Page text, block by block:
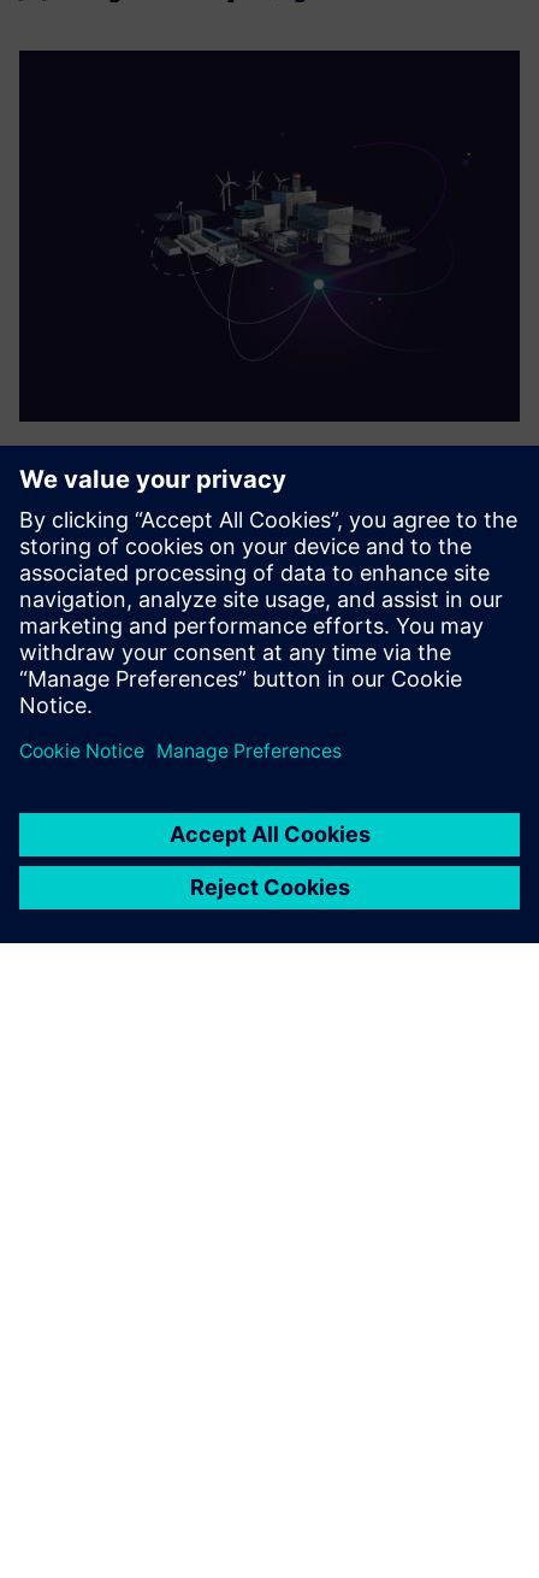
Siemens Energy Plant-SaaS
Plant-SaaS пропонує настроювану інженерну
платформу для Power-to-X як повністю підтримуване
хмарне рішення. Запросіть усіх зацікавлених сторін
проекту, включаючи виробників оригіналів, EPC та
інших, співпрацювати на вашій платформ...
Докладніше